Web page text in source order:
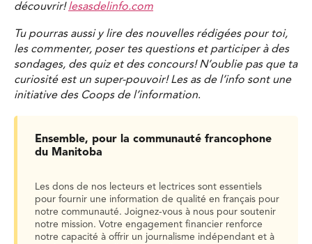
découvrir!lesasdelinfo.com
Tu pourras aussi y lire des nouvelles rédigées pour toi,
les commenter, poser tes questions et participer à des
sondages, des quiz et des concours! N’oublie pas que ta
curiosité est un super-pouvoir! Les as de l’info sont une
initiative des Coops de l’information.
Ensemble, pour la communauté francophone
du Manitoba
Les dons de nos lecteurs et lectrices sont essentiels
pour fournir une information de qualité en français pour
notre communauté. Joignez-vous à nous pour soutenir
notre mission. Votre engagement financier renforce
notre capacité à offrir un journalisme indépendant et à